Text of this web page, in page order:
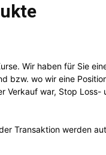
Wir haben für Sie
bzw. wo wir eine
Verkauf war, Stop
Transaktion werden